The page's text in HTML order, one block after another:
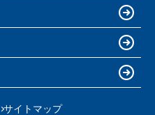
サイトマップ